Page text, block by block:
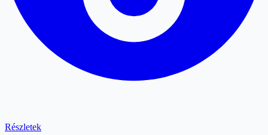
Részletek